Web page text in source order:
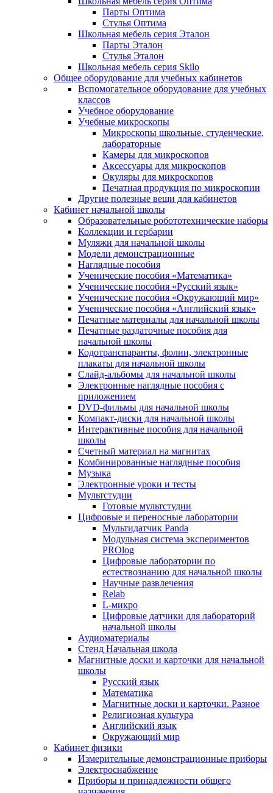
Парты Оптима
Стулья Оптима
Школьная мебель серия Эталон
Парты Эталон
Стулья Эталон
Школьная мебель серия Skilo
Общее оборудование для учебных кабинетов
Вспомогательное оборудование для учебных
классов
Учебное оборудование
Учебные микроскопы
Микроскопы школьные, студенческие,
лабораторные
Камеры для микроскопов
Аксессуары для микроскопов
Окуляры для микроскопов
Печатная продукция по микроскопии
Другие полезные вещи для кабинетов
Кабинет начальной школы
Образовательные робототехнические наборы
Коллекции и гербарии
Муляжи для начальной школы
Модели демонстрационные
Наглядные пособия
Ученические пособия «Математика»
Ученические пособия «Русский язык»
Ученические пособия «Окружающий мир»
Ученические пособия «Английский язык»
Печатные материалы для начальной школы
Печатные раздаточные пособия для
начальной школы
Кодотранспаранты, фолии, электронные
плакаты для начальной школы
Слайд-альбомы для начальной школы
Электронные наглядные пособия с
приложением
DVD-фильмы для начальной школы
Компакт-диски для начальной школы
Интерактивные пособия для начальной
школы
Счетный материал на магнитах
Комбинированные наглядные пособия
Музыка
Электронные уроки и тесты
Мультстудии
Готовые мультстудии
Цифровые и переносные лаборатории
Мультидатчик Panda
Модульная система экспериментов
PROlog
Цифровые лаборатории по
естествознанию для начальной школы
Научные развлечения
Relab
L-микро
Цифровые датчики для лабораторий
начальной школы
Аудиоматериалы
Стенд Начальная школа
Магнитные доски и карточки для начальной
школы
Русский язык
Математика
Магнитные доски и карточки. Разное
Религиозная культура
Английский язык
Окружающий мир
Кабинет физики
Измерительные демонстрационные приборы
Электроснабжение
Приборы и принадлежности общего